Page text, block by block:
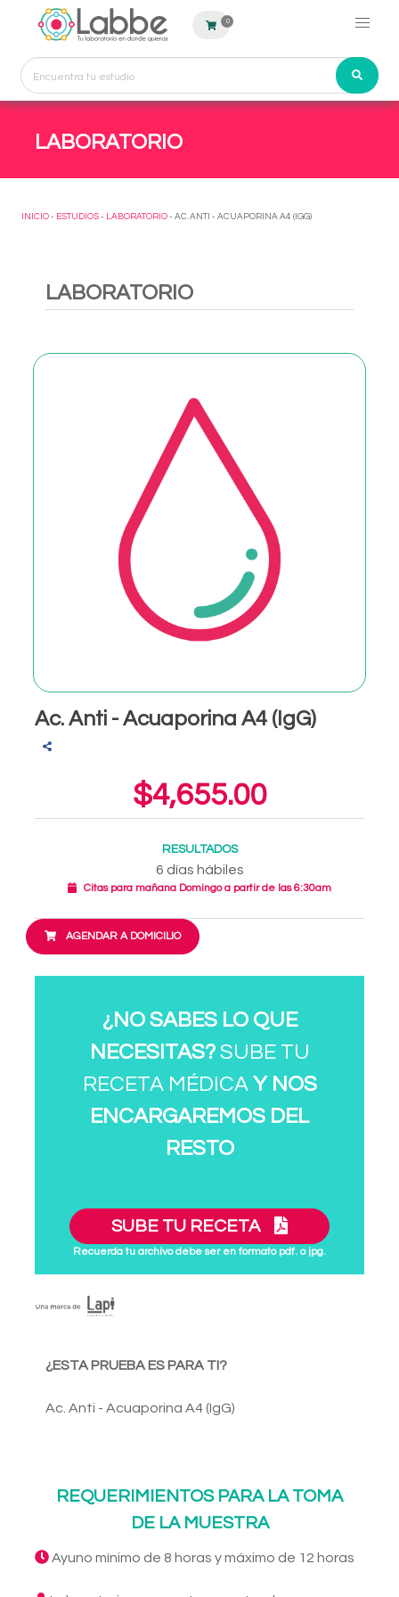
0
LABORATORIO
INICIO - ESTUDIOS - LABORATORIO - AC. ANTI - ACUAPORINA A4 (IGG)
LABORATORIO
Ac. Anti - Acuaporina A4 (IgG)
$4,655.00
RESULTADOS
6 días hábiles
Citas para mañana Domingo a partir de las 6:30am
AGENDAR A DOMICILIO
¿NO SABES LO QUE
NECESITAS?SUBE TU
RECETA MÉDICA Y NOS
ENCARGAREMOS DEL
RESTO
SUBE TU RECETA
Recuerda tu archivo debe ser en formato pdf. o jpg.
¿ESTA PRUEBA ES PARA TI?
Ac. Anti - Acuaporina A4 (IgG)
REQUERIMIENTOS PARA LA TOMA
DE LA MUESTRA
Ayuno mínimo de 8 horas y máximo de 12 horas